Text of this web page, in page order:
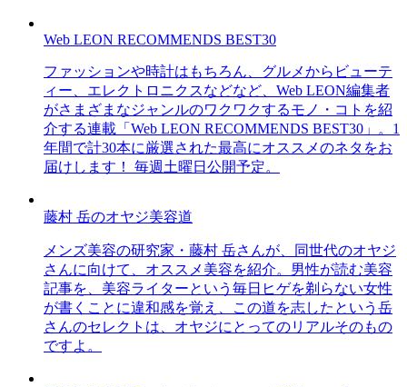
Web LEON RECOMMENDS BEST30
ファッションや時計はもちろん、グルメからビューテ
ィー、エレクトロニクスなどなど、Web LEON編集者
がさまざまなジャンルのワクワクするモノ・コトを紹
介する連載「Web LEON RECOMMENDS BEST30」。1
年間で計30本に厳選された最高にオススメのネタをお
届けします！ 毎週土曜日公開予定。
藤村 岳のオヤジ美容道
メンズ美容の研究家・藤村 岳さんが、同世代のオヤジ
さんに向けて、オススメ美容を紹介。男性が読む美容
記事を、美容ライターという毎日ヒゲを剃らない女性
が書くことに違和感を覚え、この道を志したという岳
さんのセレクトは、オヤジにとってのリアルそのもの
ですよ。